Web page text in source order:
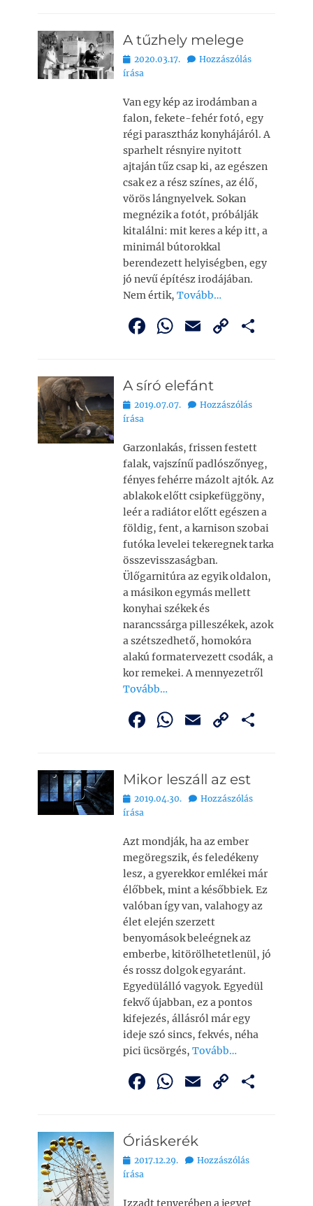
e
b
o
o
k
s
A
p
p
l
y
Li
n
k g
A tűzhely melege
Bejegyezve
2020.03.17.
Hozzászólás
írása
Van egy kép az irodámban a
falon, fekete-fehér fotó, egy
régi parasztház konyhájáról. A
sparhelt résnyire nyitott
ajtaján tűz csap ki, az egészen
csak ez a rész színes, az élő,
vörös lángnyelvek. Sokan
megnézik a fotót, próbálják
kitalálni: mit keres a kép itt, a
minimál bútorokkal
berendezett helyiségben, egy
jó nevű építész irodájában.
Nem értik,Tovább…
F
e
b
o
o
k
W
s
A
p
p
E
l
C
y
Li
n
k g
A síró elefánt
Bejegyezve
2019.07.07.
Hozzászólás
írása
Garzonlakás, frissen festett
falak, vajszínű padlószőnyeg,
fényes fehérre mázolt ajtók. Az
ablakok előtt csipkefüggöny,
leér a radiátor előtt egészen a
földig, fent, a karnison szobai
futóka levelei tekeregnek tarka
összevisszaságban.
Ülőgarnitúra az egyik oldalon,
a másikon egymás mellett
konyhai székek és
narancssárga pilleszékek, azok
a szétszedhető, homokóra
alakú formatervezett csodák, a
kor remekei. A mennyezetről
Tovább…
F
e
b
o
o
k
W
s
A
p
p
E
l
C
y
Li
n
k
Mikor leszáll az est
Bejegyezve
2019.04.30.
Hozzászólás
írása
Azt mondják, ha az ember
megöregszik, és feledékeny
lesz, a gyerekkor emlékei már
élőbbek, mint a későbbiek. Ez
valóban így van, valahogy az
élet elején szerzett
benyomások beleégnek az
emberbe, kitörölhetetlenül, jó
és rossz dolgok egyaránt.
Egyedülálló vagyok. Egyedül
fekvő újabban, ez a pontos
kifejezés, állásról már egy
ideje szó sincs, fekvés, néha
pici ücsörgés,Tovább…
F
e
b
o
W
s
A
p
E
C
y
Li
n
Óriáskerék
Bejegyezve
2017.12.29.
Hozzászólás
írása
Izzadt tenyerében a jegyet